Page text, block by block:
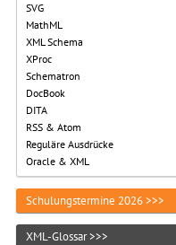
SVG
MathML
XML Schema
XProc
Schematron
DocBook
DITA
RSS & Atom
Reguläre Ausdrücke
Oracle & XML
Schulungstermine 2026 >>>
XML-Glossar >>>